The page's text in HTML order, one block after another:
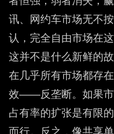
讯、网约车市场无不
认，完全自由市场在
这并不是什么新鲜的
在几乎所有市场都存
效——反垄断。如果市
占有率的扩张是有限